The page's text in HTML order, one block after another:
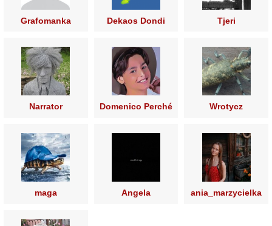
Grafomanka Dekaos Dondi Tjeri
Narrator Domenico Perché Wrotycz
maga Angela ania_marzycielka